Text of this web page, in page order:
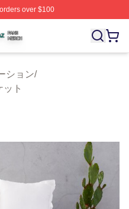
over $100
Licensed Carlos
ション/
ト